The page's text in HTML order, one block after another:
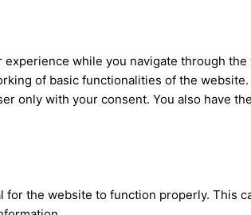
while you navigate through
of basic functionalities of the
only with your consent. You also have
for the website to function properly.